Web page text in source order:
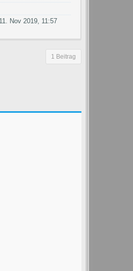
Nov 2019, 11:57
1 Beitrag